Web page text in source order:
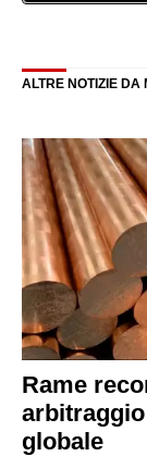
ALTRE NOTIZIE DA
Rame
globale